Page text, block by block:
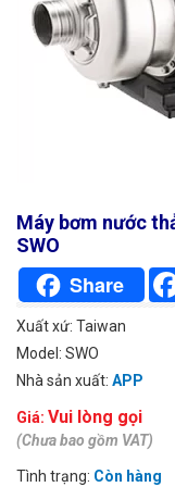
Máy bơm nước
SWO
Share
Xuất xứ: Taiwan
Model: SWO
Nhà sản xuất: APP
Giá: Vui lòng gọi
(Chưa bao gồm VAT)
Tình trạng: Còn hàng